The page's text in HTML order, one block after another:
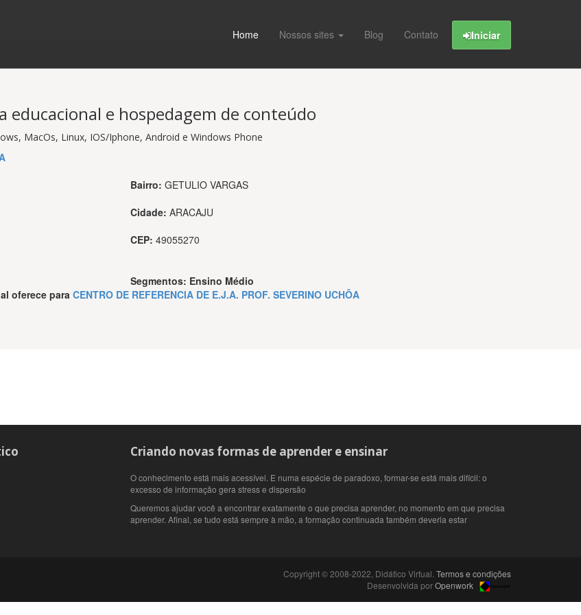
Home Nossos sites Blog Contato Iniciar
educacional e hospedagem de conteúdo
MacOs, Linux, IOS/Iphone, Android e Windows Phone
Bairro: GETULIO VARGAS
Cidade: ARACAJU
CEP: 49055270
Segmentos: Ensino Médio
oferece para CENTRO DE REFERENCIA DE E.J.A. PROF. SEVERINO UCHÔA
Criando novas formas de aprender e ensinar
O conhecimento está mais acessível. E numa espécie de paradoxo, formar-se está mais difícil: o
excesso de informação gera stress e dispersão
Queremos ajudar você a encontrar exatamente o que precisa aprender, no momento em que precisa
aprender. Afinal, se tudo está sempre à mão, a formação continuada também deveria estar
Copyright © 2008-2022, Didático Virtual. Termos e condições
Desenvolvida porOpenwork